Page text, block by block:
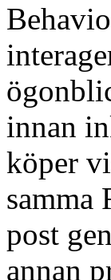
innan
köper
samma
post
annan